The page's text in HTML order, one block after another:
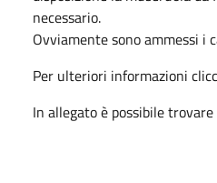
necessario.
Ovviamente sono ammessi i
Per ulteriori informazioni
In allegato è possibile